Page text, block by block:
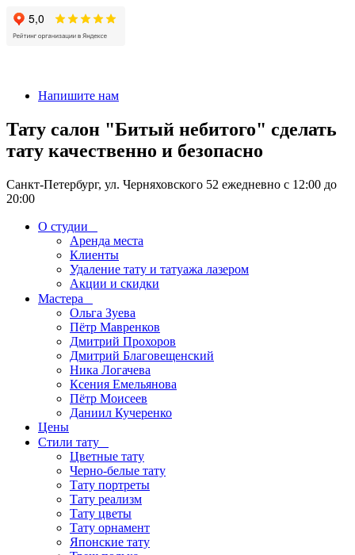
Напишите нам
Тату салон "Битый небитого" сделать
тату качественно и безопасно
Санкт-Петербург, ул. Черняховского 52 ежедневно с 12:00 до
20:00
О студии
Аренда места
Клиенты
Удаление тату и татуажа лазером
Акции и скидки
Мастера
Ольга Зуева
Пётр Мавренков
Дмитрий Прохоров
Дмитрий Благовещенский
Ника Логачева
Ксения Емельянова
Пётр Моисеев
Даниил Кучеренко
Цены
Стили тату
Цветные тату
Черно-белые тату
Тату портреты
Тату реализм
Тату цветы
Тату орнамент
Японские тату